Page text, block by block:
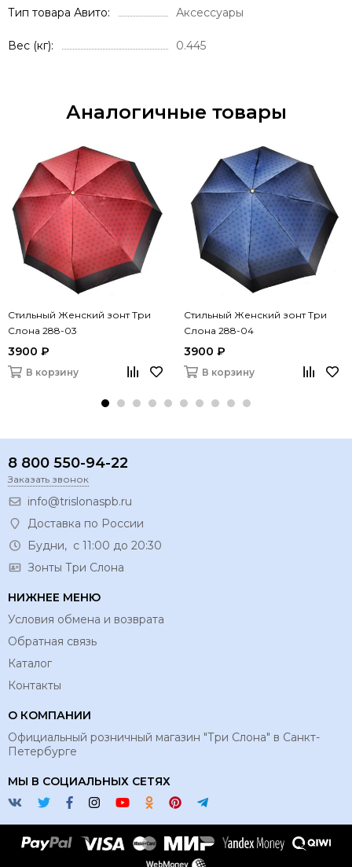
Тип товара Авито Аксессуары
Вес (кг) 0.445
Аналогичные товары
Стильный Женский зонт Три
Слона 288-03
3900 ₽
В корзину
Стильный Женский зонт Три
Слона 288-04
3900 ₽
В корзину
8 800 550-94-22
Заказать звонок
info@trislonaspb.ru
Доставка по России
Будни, с 11:00 до 20:30
Зонты Три Слона
НИЖНЕЕ МЕНЮ
Условия обмена и возврата
Обратная связь
Каталог
Контакты
О КОМПАНИИ
Официальный розничный магазин "Три Слона" в Санкт-
Петербурге
МЫ В СОЦИАЛЬНЫХ СЕТЯХ